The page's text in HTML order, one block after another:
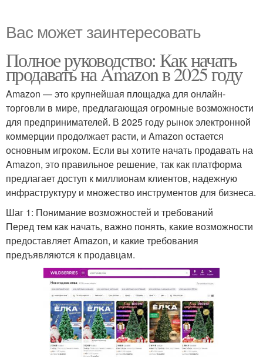
Вас может заинтересовать
Полное руководство: Как начать
продавать на Amazon в 2025 году
Amazon — это крупнейшая площадка для онлайн-
торговли в мире, предлагающая огромные возможности
для предпринимателей. В 2025 году рынок электронной
коммерции продолжает расти, и Amazon остается
основным игроком. Если вы хотите начать продавать на
Amazon, это правильное решение, так как платформа
предлагает доступ к миллионам клиентов, надежную
инфраструктуру и множество инструментов для бизнеса.
Шаг 1: Понимание возможностей и требований
Перед тем как начать, важно понять, какие возможности
предоставляет Amazon, и какие требования
предъявляются к продавцам.